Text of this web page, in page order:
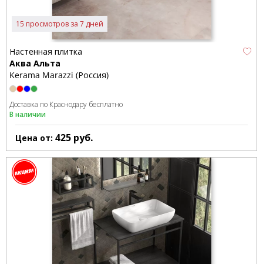
15 просмотров за 7 дней
Настенная плитка
Аква Альта
Kerama Marazzi (Россия)
Доставка по Краснодару бесплатно
В наличии
Цена от: 425 руб.